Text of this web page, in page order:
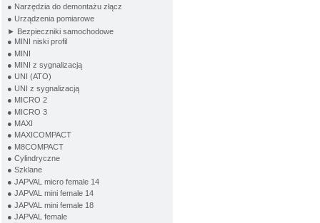
● Narzędzia do demontażu złącz
● Urządzenia pomiarowe
► Bezpieczniki samochodowe
● MINI niski profil
● MINI
● MINI z sygnalizacją
● UNI (ATO)
● UNI z sygnalizacją
● MICRO 2
● MICRO 3
● MAXI
● MAXICOMPACT
● M8COMPACT
● Cylindryczne
● Szklane
● JAPVAL micro female 14
● JAPVAL mini female 14
● JAPVAL mini female 18
● JAPVAL female